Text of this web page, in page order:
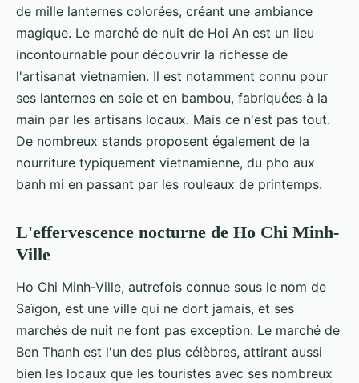
de mille lanternes colorées, créant une ambiance
magique. Le marché de nuit de Hoi An est un lieu
incontournable pour découvrir la richesse de
l'artisanat vietnamien. Il est notamment connu pour
ses lanternes en soie et en bambou, fabriquées à la
main par les artisans locaux. Mais ce n'est pas tout.
De nombreux stands proposent également de la
nourriture typiquement vietnamienne, du pho aux
banh mi en passant par les rouleaux de printemps.
L'effervescence nocturne de Ho Chi Minh-
Ville
Ho Chi Minh-Ville, autrefois connue sous le nom de
Saïgon, est une ville qui ne dort jamais, et ses
marchés de nuit ne font pas exception. Le marché de
Ben Thanh est l'un des plus célèbres, attirant aussi
bien les locaux que les touristes avec ses nombreux